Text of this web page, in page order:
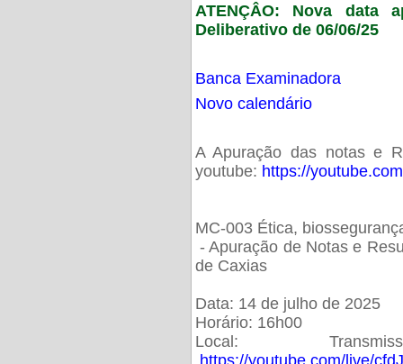
ATENÇÂO: Nova data
Deliberativo de 06/06/25
Banca Examinadora
Novo calendário
A Apuração das notas e
youtube: https://
MC-003 Ética,
- Apuração de Notas e
de Caxias
Data: 14 de julho de 2025
Horário: 16h00
Local: